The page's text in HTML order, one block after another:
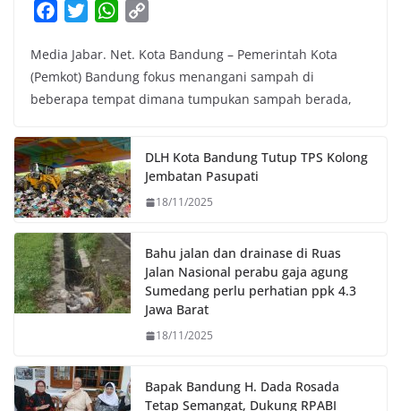
c
e
b
o
k
i
t
t
r
W
a
t
s
p
p
p
y
L
n
k
Media Jabar. Net. Kota Bandung – Pemerintah Kota
(Pemkot) Bandung fokus menangani sampah di
beberapa tempat dimana tumpukan sampah berada,
DLH Kota Bandung Tutup TPS Kolong
Jembatan Pasupati
18/11/2025
Bahu jalan dan drainase di Ruas
Jalan Nasional perabu gaja agung
Sumedang perlu perhatian ppk 4.3
Jawa Barat
18/11/2025
Bapak Bandung H. Dada Rosada
Tetap Semangat, Dukung RPABI